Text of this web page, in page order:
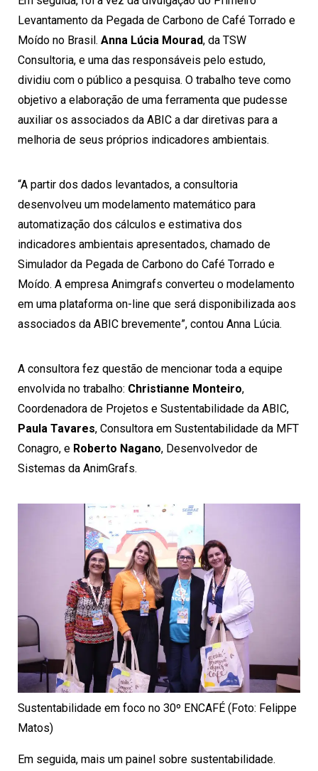
Levantamento da Pegada de Carbono de Café Torrado e
Moído no Brasil. Anna Lúcia Mourad, da TSW
Consultoria, e uma das responsáveis pelo estudo,
dividiu com o público a pesquisa. O trabalho teve como
objetivo a elaboração de uma ferramenta que pudesse
auxiliar os associados da ABIC a dar diretivas para a
melhoria de seus próprios indicadores ambientais.
“A partir dos dados levantados, a consultoria
desenvolveu um modelamento matemático para
automatização dos cálculos e estimativa dos
indicadores ambientais apresentados, chamado de
Simulador da Pegada de Carbono do Café Torrado e
Moído. A empresa Animgrafs converteu o modelamento
em uma plataforma on-line que será disponibilizada aos
associados da ABIC brevemente”, contou Anna Lúcia.
A consultora fez questão de mencionar toda a equipe
envolvida no trabalho: Christianne Monteiro,
Coordenadora de Projetos e Sustentabilidade da ABIC,
Paula Tavares, Consultora em Sustentabilidade da MFT
Conagro, e Roberto Nagano, Desenvolvedor de
Sistemas da AnimGrafs.
Sustentabilidade em foco no 30º ENCAFÉ (Foto: Felippe
Matos)
Em seguida, mais um painel sobre sustentabilidade.